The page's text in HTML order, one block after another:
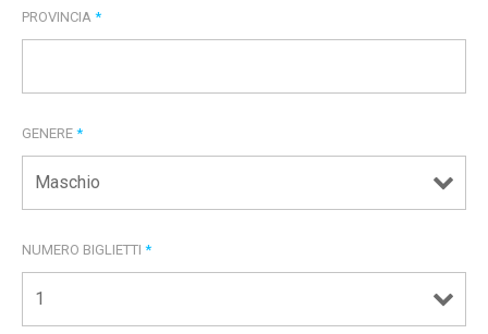
PROVINCIA *
GENERE *
NUMERO BIGLIETTI *